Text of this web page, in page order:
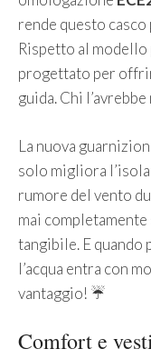
rende questo
Rispetto al
progettato per
guida. Chi
La nuova
solo migliora
rumore del vento
mai
tangibile. E quando
l’acqua entra con
vantaggio! ☔️
Comfort e